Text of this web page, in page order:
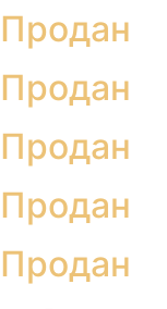
Продан
Продан
Продан
Продан
Продан